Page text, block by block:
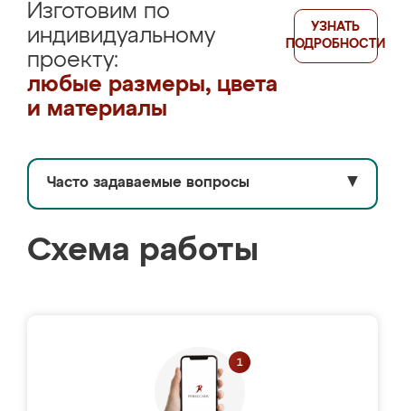
Изготовим по
индивидуальному
проекту:
любые размеры, цвета
и материалы
УЗНАТЬ
ПОДРОБНОСТИ
Часто задаваемые вопросы ▼
Схема работы